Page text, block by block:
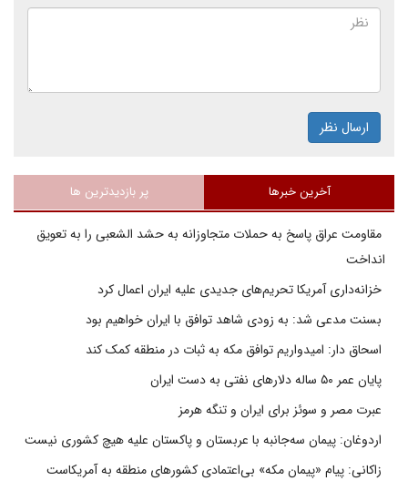
ارسال نظر
آخرین خبرها پر بازدیدترین ها
مقاومت عراق پاسخ به حملات متجاوزانه به حشد الشعبی را به تعویق
انداخت
خزانه‌داری آمریکا تحریم‌های جدیدی علیه ایران اعمال کرد
بسنت مدعی شد: به زودی شاهد توافق با ایران خواهیم بود
اسحاق دار: امیدواریم توافق مکه به ثبات در منطقه کمک کند
پایان عمر ۵۰ ساله دلارهای نفتی به دست ایران
عبرت مصر و سوئز برای ایران و تنگه هرمز
اردوغان: پیمان سه‌جانبه با عربستان و پاکستان علیه هیچ کشوری نیست
زاکانی: پیام «پیمان مکه» بی‌اعتمادی کشورهای منطقه به آمریکاست